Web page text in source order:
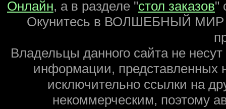
Онлайн, а в разделе "стол заказов"
Окунитесь в ВОЛШЕБНЫЙ
Владельцы данного сайта не
информации, представленных
исключительно ссылки на
некоммерческим, поэтому